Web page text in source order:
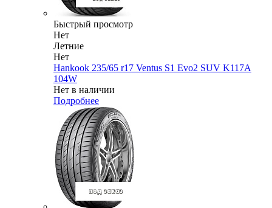
Быстрый просмотр
Нет
Летние
Нет
Hankook 235/65 r17 Ventus S1 Evo2 SUV K117A
104W
Нет в наличии
Подробнее